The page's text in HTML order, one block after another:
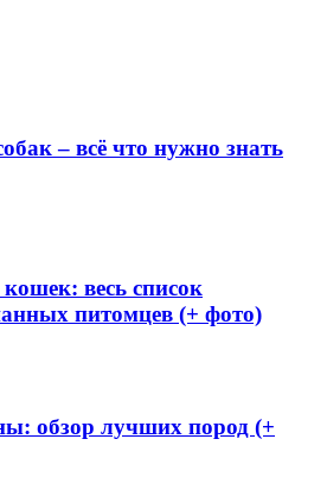
– всё что нужно знать
весь список
питомцев (+ фото)
обзор лучших пород (+